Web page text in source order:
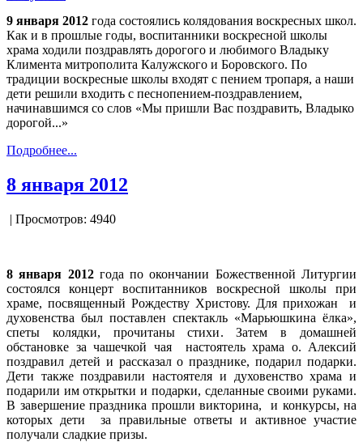
9 января 2012 года состоялись колядования воскресных школ.
Как и в прошлые годы, воспитанники воскресной школы
храма ходили поздравлять дорогого и любимого Владыку
Климента митрополита Калужского и Боровского. По
традиции воскресные школы входят с пением тропаря, а наши
дети решили входить с песнопением-поздравлением,
начинавшимся со слов «Мы пришли Вас поздравить, Владыко
дорогой...»
Подробнее...
8 января 2012
| Просмотров: 4940
8 января 2012года по окончании Божественной Литургии
состоялся концерт воспитанников воскресной школы при
храме, посвященный Рождеству Христову. Для прихожан и
духовенства был поставлен спектакль «Марьюшкина ёлка»,
спеты колядки, прочитаны стихи. Затем в домашней
обстановке за чашечкой чая настоятель храма о. Алексий
поздравил детей и рассказал о празднике, подарил подарки.
Дети также поздравили настоятеля и духовенство храма и
подарили им открытки и подарки, сделанные своими руками.
В завершение праздника прошли викторина, и конкурсы, на
которых дети за правильные ответы и активное участие
получали сладкие призы.